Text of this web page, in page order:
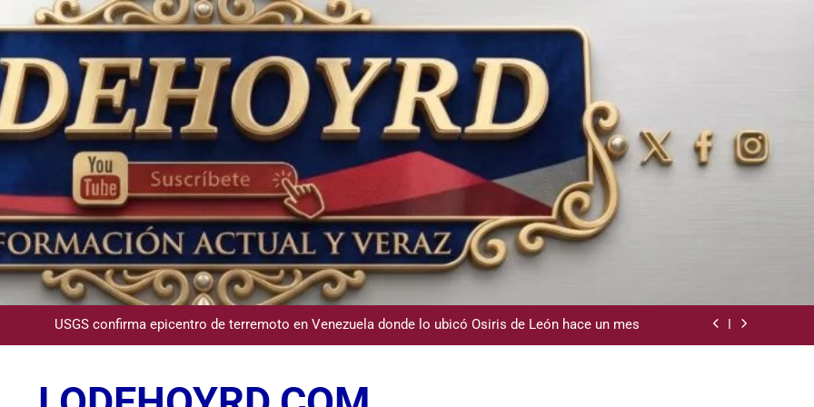
PLD denuncia desorden y falta de transparencia en la administración pública del Gobierno PRM
George Richardson ejerce su voto y promete fortalecer desde la presidencia la nueva imagen del
USGS confirma epicentro de terremoto en Venezuela donde lo ubicó Osiris de León hace un mes
PLD denuncia desorden y falta de transparencia en la administración pública del Gobierno PRM